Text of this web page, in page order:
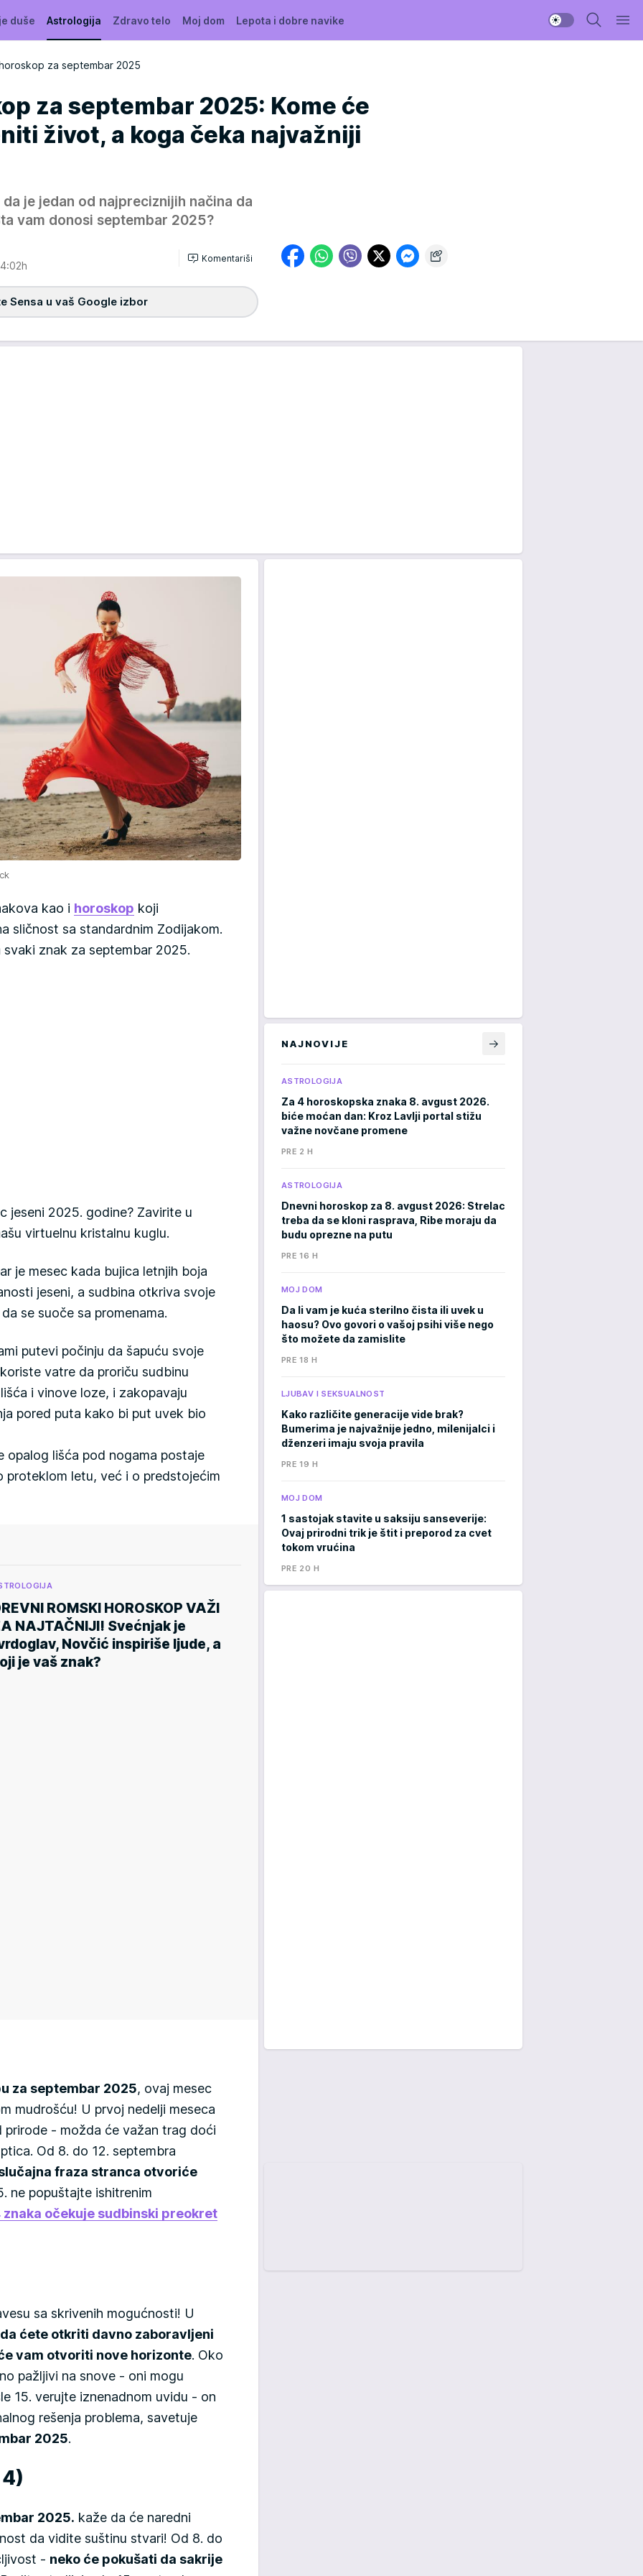
duše Astrologija Zdravo telo Moj dom Lepota i dobre navike
za septembar 2025
za septembar 2025: Kome će
život, a koga čeka najvažniji
je jedan od najpreciznijih načina da
vam donosi septembar 2025?
Komentariši
Sensa u vaš Google izbor
kao i horoskop koji
sličnost sa standardnim Zodijakom.
svaki znak za septembar 2025.
jeseni 2025. godine? Zavirite u
virtuelnu kristalnu kuglu.
je mesec kada bujica letnjih boja
jeseni, a sudbina otkriva svoje
se suoče sa promenama.
putevi počinju da šapuću svoje
vatre da proriču sudbinu
i vinove loze, i zakopavaju
pored puta kako bi put uvek bio
opalog lišća pod nogama postaje
proteklom letu, već i o predstojećim
ROMSKI HOROSKOP VAŽI
NAJTAČNIJI! Svećnjak je
Novčić inspiriše ljude, a
je vaš znak?
za septembar 2025, ovaj mesec
mudrošću! U prvoj nedelji meseca
- možda će važan trag doći
Od 8. do 12. septembra
fraza stranca otvoriće
ne popuštajte ishitrenim
znaka očekuje sudbinski preokret
sa skrivenih mogućnosti! U
ćete otkriti davno zaboravljeni
vam otvoriti nove horizonte. Oko
pažljivi na snove - oni mogu
15. verujte iznenadnom uvidu - on
rešenja problema, savetuje
2025.
2025. kaže da će naredni
da vidite suštinu stvari! Od 8. do
- neko će pokušati da sakrije
NAJNOVIJE
ASTROLOGIJA
Za 4 horoskopska znaka 8. avgust 2026.
biće moćan dan: Kroz Lavlji portal stižu
važne novčane promene
PRE 2 H
ASTROLOGIJA
Dnevni horoskop za 8. avgust 2026: Strelac
treba da se kloni rasprava, Ribe moraju da
budu oprezne na putu
PRE 16 H
MOJ DOM
Da li vam je kuća sterilno čista ili uvek u
haosu? Ovo govori o vašoj psihi više nego
što možete da zamislite
PRE 18 H
LJUBAV I SEKSUALNOST
Kako različite generacije vide brak?
Bumerima je najvažnije jedno, milenijalci i
dženzeri imaju svoja pravila
PRE 19 H
MOJ DOM
1 sastojak stavite u saksiju sanseverije:
Ovaj prirodni trik je štit i preporod za cvet
tokom vrućina
PRE 20 H